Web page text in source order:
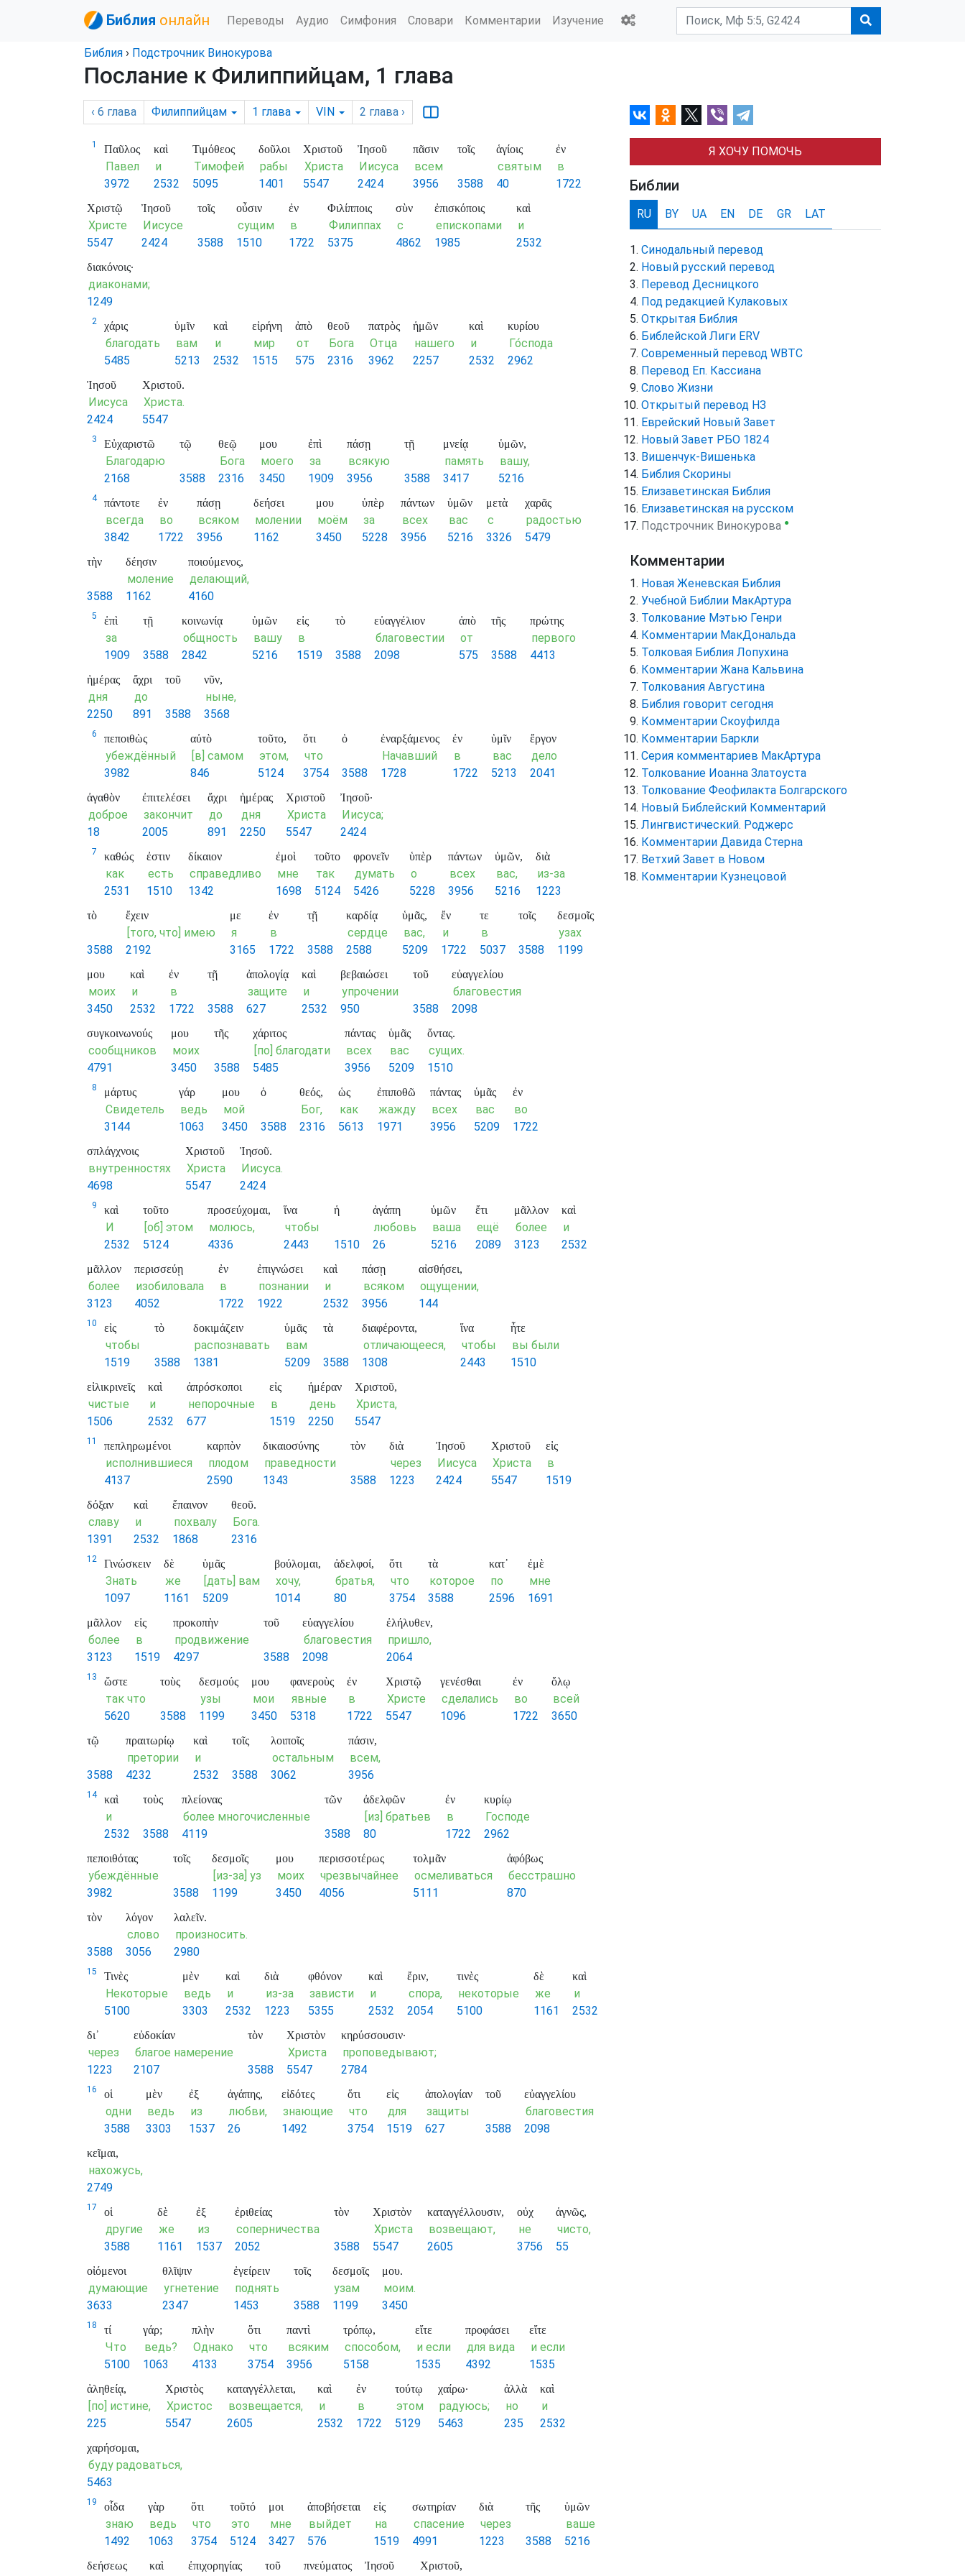
Библия онлайн Переводы Аудио Симфония Словари Комментарии Изучение
Библия › Подстрочник Винокурова
Послание к Филиппийцам, 1 глава
‹ 6 глава Филиппийцам 1 глава VIN 2 глава ›
1 Παῦλος
Павел
3972
καὶ
и
2532
Τιμόθεος
Тимофей
5095
δοῦλοι
рабы
1401
Χριστοῦ
Христа
5547
Ἰησοῦ
Иисуса
2424
πᾶσιν
всем
3956
τοῖς
3588
ἁγίοις
святым
40
ἐν
в
1722
Χριστῷ
Христе
5547
Ἰησοῦ
Иисусе
2424
τοῖς
3588
οὖσιν
сущим
1510
ἐν
в
1722
Φιλίπποις
Филиппах
5375
σὺν
с
4862
ἐπισκόποις
епископами
1985
καὶ
и
2532
διακόνοις·
диаконами;
1249
2 χάρις
благодать
5485
ὑμῖν
вам
5213
καὶ
и
2532
εἰρήνη
мир
1515
ἀπὸ
от
575
θεοῦ
Бога
2316
πατρὸς
Отца
3962
ἡμῶν
нашего
2257
καὶ
и
2532
κυρίου
Го́спода
2962
Ἰησοῦ
Иисуса
2424
Χριστοῦ.
Христа.
5547
3 Εὐχαριστῶ
Благодарю
2168
τῷ
3588
θεῷ
Бога
2316
μου
моего
3450
ἐπὶ
за
1909
πάσῃ
всякую
3956
τῇ
3588
μνείᾳ
память
3417
ὑμῶν,
вашу,
5216
4 πάντοτε
всегда
3842
ἐν
во
1722
πάσῃ
всяком
3956
δεήσει
молении
1162
μου
моём
3450
ὑπὲρ
за
5228
πάντων
всех
3956
ὑμῶν
вас
5216
μετὰ
с
3326
χαρᾶς
радостью
5479
τὴν
3588
δέησιν
моление
1162
ποιούμενος,
делающий,
4160
5 ἐπὶ
за
1909
τῇ
3588
κοινωνίᾳ
общность
2842
ὑμῶν
вашу
5216
εἰς
в
1519
τὸ
3588
εὐαγγέλιον
благовестии
2098
ἀπὸ
от
575
τῆς
3588
πρώτης
первого
4413
ἡμέρας
дня
2250
ἄχρι
до
891
τοῦ
3588
νῦν,
ныне,
3568
6 πεποιθὼς
убеждённый
3982
αὐτὸ
[в] самом
846
τοῦτο,
этом,
5124
ὅτι
что
3754
ὁ
3588
ἐναρξάμενος
Начавший
1728
ἐν
в
1722
ὑμῖν
вас
5213
ἔργον
дело
2041
ἀγαθὸν
доброе
18
ἐπιτελέσει
закончит
2005
ἄχρι
до
891
ἡμέρας
дня
2250
Χριστοῦ
Христа
5547
Ἰησοῦ·
Иисуса;
2424
7 καθώς
как
2531
ἐστιν
есть
1510
δίκαιον
справедливо
1342
ἐμοὶ
мне
1698
τοῦτο
так
5124
φρονεῖν
думать
5426
ὑπὲρ
о
5228
πάντων
всех
3956
ὑμῶν,
вас,
5216
διὰ
из-за
1223
τὸ
3588
ἔχειν
[того, что] имею
2192
με
я
3165
ἐν
в
1722
τῇ
3588
καρδίᾳ
сердце
2588
ὑμᾶς,
вас,
5209
ἔν
и
1722
τε
в
5037
τοῖς
3588
δεσμοῖς
узах
1199
μου
моих
3450
καὶ
и
2532
ἐν
в
1722
τῇ
3588
ἀπολογίᾳ
защите
627
καὶ
и
2532
βεβαιώσει
упрочении
950
τοῦ
3588
εὐαγγελίου
благовестия
2098
συγκοινωνούς
сообщников
4791
μου
моих
3450
τῆς
3588
χάριτος
[по] благодати
5485
πάντας
всех
3956
ὑμᾶς
вас
5209
ὄντας.
сущих.
1510
8 μάρτυς
Свидетель
3144
γάρ
ведь
1063
μου
мой
3450
ὁ
3588
θεός,
Бог,
2316
ὡς
как
5613
ἐπιποθῶ
жажду
1971
πάντας
всех
3956
ὑμᾶς
вас
5209
ἐν
во
1722
σπλάγχνοις
внутренностях
4698
Χριστοῦ
Христа
5547
Ἰησοῦ.
Иисуса.
2424
9 καὶ
И
2532
τοῦτο
[об] этом
5124
προσεύχομαι,
молюсь,
4336
ἵνα
чтобы
2443
ἡ
1510
ἀγάπη
любовь
26
ὑμῶν
ваша
5216
ἔτι
ещё
2089
μᾶλλον
более
3123
καὶ
и
2532
μᾶλλον
более
3123
περισσεύῃ
изобиловала
4052
ἐν
в
1722
ἐπιγνώσει
познании
1922
καὶ
и
2532
πάσῃ
всяком
3956
αἰσθήσει,
ощущении,
144
10 εἰς
чтобы
1519
τὸ
3588
δοκιμάζειν
распознавать
1381
ὑμᾶς
вам
5209
τὰ
3588
διαφέροντα,
отличающееся,
1308
ἵνα
чтобы
2443
ἦτε
вы были
1510
εἰλικρινεῖς
чистые
1506
καὶ
и
2532
ἀπρόσκοποι
непорочные
677
εἰς
в
1519
ἡμέραν
день
2250
Χριστοῦ,
Христа,
5547
11 πεπληρωμένοι
исполнившиеся
4137
καρπὸν
плодом
2590
δικαιοσύνης
праведности
1343
τὸν
3588
διὰ
через
1223
Ἰησοῦ
Иисуса
2424
Χριστοῦ
Христа
5547
εἰς
в
1519
δόξαν
славу
1391
καὶ
и
2532
ἔπαινον
похвалу
1868
θεοῦ.
Бога.
2316
12 Γινώσκειν
Знать
1097
δὲ
же
1161
ὑμᾶς
[дать] вам
5209
βούλομαι,
хочу,
1014
ἀδελφοί,
братья,
80
ὅτι
что
3754
τὰ
которое
3588
κατ᾽
по
2596
ἐμὲ
мне
1691
μᾶλλον
более
3123
εἰς
в
1519
προκοπὴν
продвижение
4297
τοῦ
3588
εὐαγγελίου
благовестия
2098
ἐλήλυθεν,
пришло,
2064
13 ὥστε
так что
5620
τοὺς
3588
δεσμούς
узы
1199
μου
мои
3450
φανεροὺς
явные
5318
ἐν
в
1722
Χριστῷ
Христе
5547
γενέσθαι
сделались
1096
ἐν
во
1722
ὅλῳ
всей
3650
τῷ
3588
πραιτωρίῳ
претории
4232
καὶ
и
2532
τοῖς
3588
λοιποῖς
остальным
3062
πάσιν,
всем,
3956
14 καὶ
и
2532
τοὺς
3588
πλείονας
более многочисленные
4119
τῶν
3588
ἀδελφῶν
[из] братьев
80
ἐν
в
1722
κυρίῳ
Господе
2962
πεποιθότας
убеждённые
3982
τοῖς
3588
δεσμοῖς
[из-за] уз
1199
μου
моих
3450
περισσοτέρως
чрезвычайнее
4056
τολμᾶν
осмеливаться
5111
ἀφόβως
бесстрашно
870
τὸν
3588
λόγον
слово
3056
λαλεῖν.
произносить.
2980
15 Τινὲς
Некоторые
5100
μὲν
ведь
3303
καὶ
и
2532
διὰ
из-за
1223
φθόνον
зависти
5355
καὶ
и
2532
ἔριν,
спора,
2054
τινὲς
некоторые
5100
δὲ
же
1161
καὶ
и
2532
δι᾽
через
1223
εὐδοκίαν
благое намерение
2107
τὸν
3588
Χριστὸν
Христа
5547
κηρύσσουσιν·
проповедывают;
2784
16 οἱ
одни
3588
μὲν
ведь
3303
ἐξ
из
1537
ἀγάπης,
любви,
26
εἰδότες
знающие
1492
ὅτι
что
3754
εἰς
для
1519
ἀπολογίαν
защиты
627
τοῦ
3588
εὐαγγελίου
благовестия
2098
κεῖμαι,
нахожусь,
2749
17 οἱ
другие
3588
δὲ
же
1161
ἐξ
из
1537
ἐριθείας
соперничества
2052
τὸν
3588
Χριστὸν
Христа
5547
καταγγέλλουσιν,
возвещают,
2605
οὐχ
не
3756
ἁγνῶς,
чисто,
55
οἰόμενοι
думающие
3633
θλῖψιν
угнетение
2347
ἐγείρειν
поднять
1453
τοῖς
3588
δεσμοῖς
узам
1199
μου.
моим.
3450
18 τί
Что
5100
γάρ;
ведь?
1063
πλὴν
Однако
4133
ὅτι
что
3754
παντὶ
всяким
3956
τρόπῳ,
способом,
5158
εἴτε
и если
1535
προφάσει
для вида
4392
εἴτε
и если
1535
ἀληθείᾳ,
[по] истине,
225
Χριστὸς
Христос
5547
καταγγέλλεται,
возвещается,
2605
καὶ
и
2532
ἐν
в
1722
τούτῳ
этом
5129
χαίρω·
радуюсь;
5463
ἀλλὰ
но
235
καὶ
и
2532
χαρήσομαι,
буду радоваться,
5463
19 οἶδα
знаю
1492
γὰρ
ведь
1063
ὅτι
что
3754
τοῦτό
это
5124
μοι
мне
3427
ἀποβήσεται
выйдет
576
εἰς
на
1519
σωτηρίαν
спасение
4991
διὰ
через
1223
τῆς
3588
ὑμῶν
ваше
5216
δεήσεως καὶ ἐπιχορηγίας τοῦ πνεύματος Ἰησοῦ Χριστοῦ,
Я ХОЧУ ПОМОЧЬ
Библии
RU BY UA EN DE GR LAT
Синодальный перевод
Новый русский перевод
Перевод Десницкого
Под редакцией Кулаковых
Открытая Библия
Библейской Лиги ERV
Cовременный перевод WBTC
Перевод Еп. Кассиана
Слово Жизни
Открытый перевод НЗ
Еврейский Новый Завет
Новый Завет РБО 1824
Вишенчук-Вишенька
Библия Скорины
Елизаветинская Библия
Елизаветинская на русском
Подстрочник Винокурова ●
Комментарии
Новая Женевская Библия
Учебной Библии МакАртура
Толкование Мэтью Генри
Комментарии МакДональда
Толковая Библия Лопухина
Комментарии Жана Кальвина
Толкования Августина
Библия говорит сегодня
Комментарии Скоуфилда
Комментарии Баркли
Серия комментариев МакАртура
Толкование Иоанна Златоуста
Толкование Феофилакта Болгарского
Новый Библейский Комментарий
Лингвистический. Роджерс
Комментарии Давида Стерна
Ветхий Завет в Новом
Комментарии Кузнецовой